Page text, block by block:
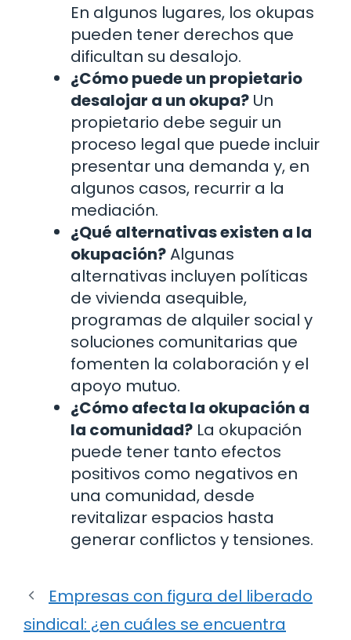
En algunos lugares, los okupas
pueden tener derechos que
dificultan su desalojo.
¿Cómo puede un propietario
desalojar a un okupa? Un
propietario debe seguir un
proceso legal que puede incluir
presentar una demanda y, en
algunos casos, recurrir a la
mediación.
¿Qué alternativas existen a la
okupación?Algunas
alternativas incluyen políticas
de vivienda asequible,
programas de alquiler social y
soluciones comunitarias que
fomenten la colaboración y el
apoyo mutuo.
¿Cómo afecta la okupación a
la comunidad? La okupación
puede tener tanto efectos
positivos como negativos en
una comunidad, desde
revitalizar espacios hasta
generar conflictos y tensiones.
Empresas con figura del liberado
sindical: ¿en cuáles se encuentra